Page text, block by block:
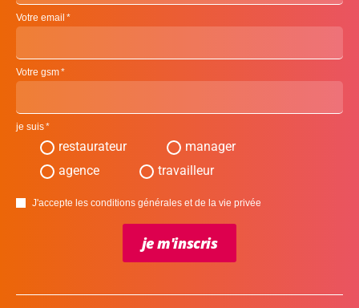
Votre email
Votre gsm
je suis
restaurateur
manager
agence
travailleur
J'accepte les conditions générales et de la vie privée
je m'inscris